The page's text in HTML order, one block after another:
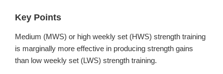
Key Points
Medium (MWS) or high weekly set (HWS) strength training
is marginally more effective in producing strength gains
than low weekly set (LWS) strength training.